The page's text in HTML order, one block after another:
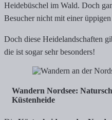
Heidebüschel im Wald. Doch
Besucher nicht mit einer üppigen
Doch diese Heidelandschaften
die ist sogar sehr besonders!
Wandern Nordsee:
Küstenheide